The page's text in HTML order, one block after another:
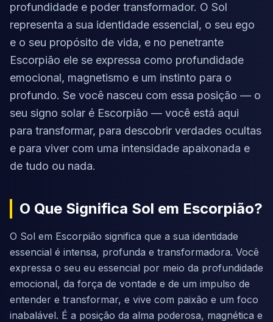
profundidade e poder transformador. O Sol
representa a sua identidade essencial, o seu ego
e o seu propósito de vida, e no penetrante
Escorpião ele se expressa como profundidade
emocional, magnetismo e um instinto para o
profundo. Se você nasceu com essa posição — o
seu signo solar é Escorpião — você está aqui
para transformar, para descobrir verdades ocultas
e para viver com uma intensidade apaixonada e
de tudo ou nada.
O Que Significa Sol em Escorpião?
O Sol em Escorpião significa que a sua identidade
essencial é intensa, profunda e transformadora. Você
expressa o seu eu essencial por meio da profundidade
emocional, da força de vontade e de um impulso de
entender e transformar, e vive com paixão e um foco
inabalável. É a posição da alma poderosa, magnética e